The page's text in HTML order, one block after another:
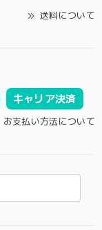
送料について
キャリア決済
お支払い方法について